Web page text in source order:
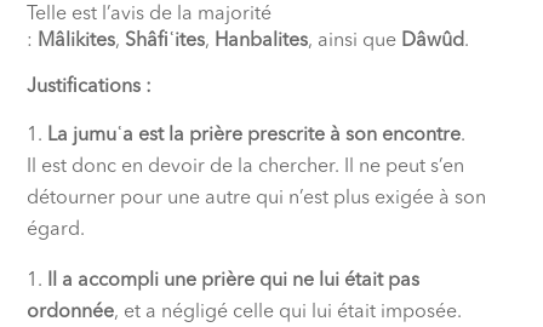
Telle est l’avis de la majorité
: Mâlikites, Shâfiʿites, Hanbalites, ainsi que Dâwûd.
Justifications :
La jumuʿa est la prière prescrite à son encontre.
Il est donc en devoir de la chercher. Il ne peut s’en
détourner pour une autre qui n’est plus exigée à son
égard.
Il a accompli une prière qui ne lui était pas
ordonnée, et a négligé celle qui lui était imposée.